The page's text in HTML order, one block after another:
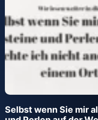
Selbst wenn Sie mir